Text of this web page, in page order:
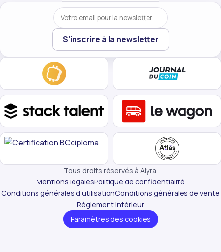
Votre email
S'inscrire à la newsletter
Tous droits réservés à Alyra.
Mentions légalesPolitique de confidentialité
Conditions générales d’utilisationConditions générales de vente
Règlement intérieur
Paramètres des cookies